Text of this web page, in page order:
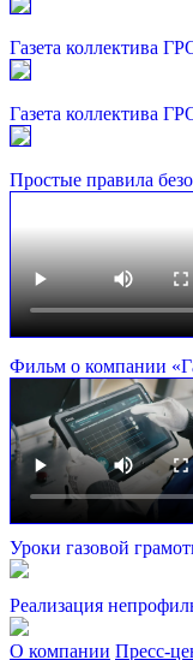
Газета коллектива
Газета коллектива
Простые правила
Фильм о компании
Уроки газовой
Реализация
О компании Пресс-